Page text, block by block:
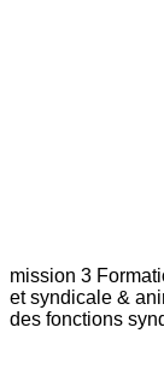
mission 3
et syndicale &
des fonctions